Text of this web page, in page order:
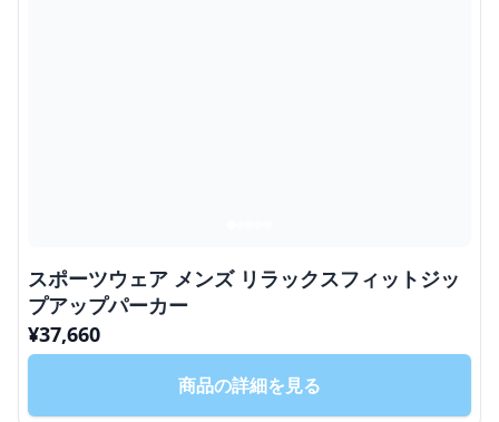
スポーツウェア メンズ リラックスフィットジッ
プアップパーカー
¥37,660
商品の詳細を見る